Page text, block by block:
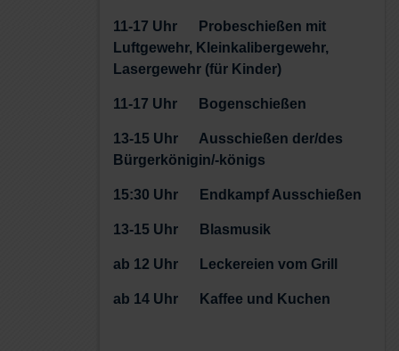
11-17 Uhr Probeschießen mit
Luftgewehr, Kleinkalibergewehr,
Lasergewehr (für Kinder)
11-17 Uhr Bogenschießen
13-15 Uhr Ausschießen der/des
Bürgerkönigin/-königs
15:30 Uhr Endkampf Ausschießen
13-15 Uhr Blasmusik
ab 12 Uhr Leckereien vom Grill
ab 14 Uhr Kaffee und Kuchen